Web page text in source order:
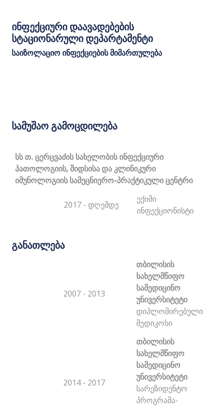
ინფექციური დაავადებების
სტაციონარული დეპარტამენტი
საიზოლაციო ინფექციების მიმართულება
სამუშაო გამოცდილება
სს თ. ცერცვაძის სახელობის ინფექციური
პათოლოგიის, შიდსისა და კლინიკური
იმუნოლოგიის სამეცნიერო-პრაქტიკული ცენტრი
2017 - დღემდე
ექიმი
ინფექციონისტი
განათლება
2007 - 2013
თბილისის
სახელმწიფო
სამედიცინო
უნივერსიტეტი
დიპლომირებული
მედიკოსი
2014 - 2017
თბილისის
სახელმწიფო
სამედიცინო
უნივერსიტეტი
სარეზიდენტო
პროგრამა-